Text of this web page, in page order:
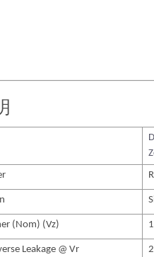
(Nom) (Vz)
Leakage @ Vr